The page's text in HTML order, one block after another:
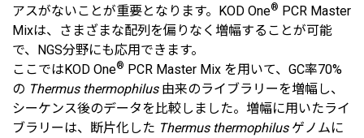
アスがないことが重要となります。KOD One® PCR Master
Mixは、さまざまな配列を偏りなく増幅することが可能
で、NGS分野にも応用できます。
ここではKOD One® PCR Master Mix を用いて、GC率70%
の Thermus thermophilus由来のライブラリーを増幅し、
シーケンス後のデータを比較しました。増幅に用いたライ
ブラリーは、断片化した Thermus thermophilus ゲノムに